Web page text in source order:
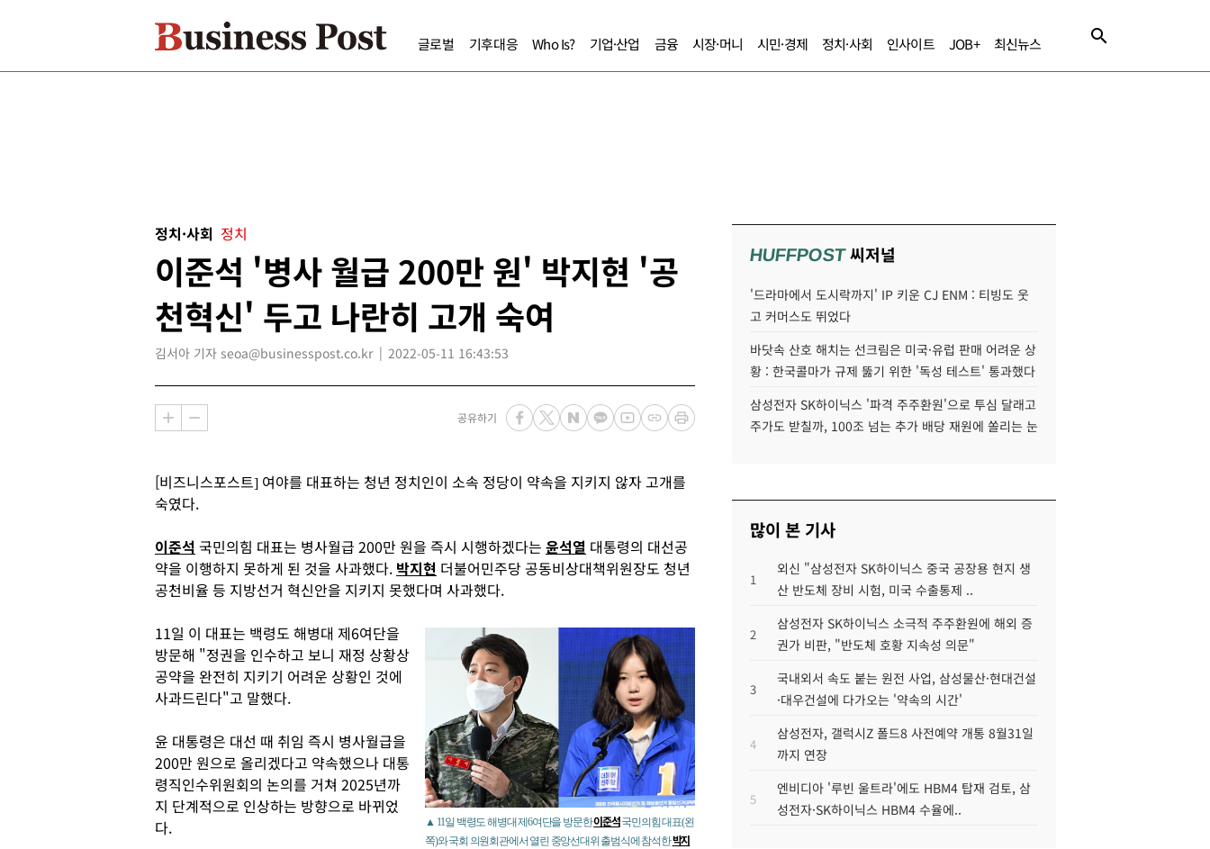
글로벌 기후대응 Who Is? 기업·산업 금융 시장·머니 시민·경제 정치·사회 인사이트 JOB+ 최신뉴스
정치·사회 정치
이준석 '병사 월급 200만 원' 박지현 '공
천혁신' 두고 나란히 고개 숙여
김서아 기자 seoa@businesspost.co.kr 2022-05-11 16:43:53
공유하기
[비즈니스포스트] 여야를 대표하는 청년 정치인이 소속 정당이 약속을 지키지 않자 고개를
숙였다.
이준석 국민의힘 대표는 병사월급 200만 원을 즉시 시행하겠다는 윤석열 대통령의 대선공
약을 이행하지 못하게 된 것을 사과했다. 박지현 더불어민주당 공동비상대책위원장도 청년
공천비율 등 지방선거 혁신안을 지키지 못했다며 사과했다.
▲ 11일 백령도 해병대 제6여단을 방문한이준석국민의힘 대표(왼
쪽)와 국회 의원회관에서 열린 중앙선대위 출범식에 참석한박지
11일 이 대표는 백령도 해병대 제6여단을
방문해 "정권을 인수하고 보니 재정 상황상
공약을 완전히 지키기 어려운 상황인 것에
사과드린다"고 말했다.
윤 대통령은 대선 때 취임 즉시 병사월급을
200만 원으로 올리겠다고 약속했으나 대통
령직인수위원회의 논의를 거쳐 2025년까
지 단계적으로 인상하는 방향으로 바뀌었
다.
HUFFPOST씨저널
'드라마에서 도시락까지' IP 키운 CJ ENM : 티빙도 웃
고 커머스도 뛰었다
바닷속 산호 해치는 선크림은 미국·유럽 판매 어려운 상
황 : 한국콜마가 규제 뚫기 위한 '독성 테스트' 통과했다
삼성전자 SK하이닉스 '파격 주주환원'으로 투심 달래고
주가도 받칠까, 100조 넘는 추가 배당 재원에 쏠리는 눈
많이 본 기사
1
외신 "삼성전자 SK하이닉스 중국 공장용 현지 생
산 반도체 장비 시험, 미국 수출통제 ..
2
삼성전자 SK하이닉스 소극적 주주환원에 해외 증
권가 비판, "반도체 호황 지속성 의문"
3
국내외서 속도 붙는 원전 사업, 삼성물산·현대건설
·대우건설에 다가오는 '약속의 시간'
4
삼성전자, 갤럭시Z 폴드8 사전예약 개통 8월31일
까지 연장
5
엔비디아 '루빈 울트라'에도 HBM4 탑재 검토, 삼
성전자·SK하이닉스 HBM4 수율에..